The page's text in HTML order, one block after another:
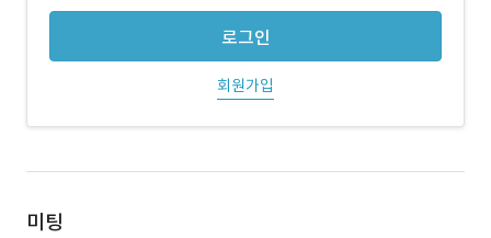
로그인
회원가입
미팅